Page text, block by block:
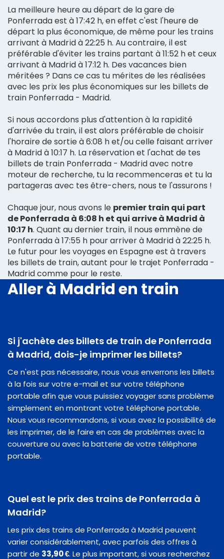
La meilleure heure au départ de la gare de
Ponferrada est à 17:42 h, en effet c'est l'heure de
départ la plus économique, de même pour les trains
arrivant à Madrid à 22:25 h. Au contraire, il est
préférable d'éviter les trains partant à 11:52 h et ceux
arrivant à Madrid à 17:12 h. Des vacances bien
méritées ? Dans ce cas tu mérites de les réalisées
avec les prix les plus économiques sur les billets de
train Ponferrada - Madrid.
Si nous accordons plus d'attention à la rapidité
d'arrivée du train, il est alors préférable de choisir
l'horaire de sortie à 6:08 h et/ou celle faisant arriver
à Madrid à 10:17 h. La réservation et l'achat de tes
billets de train Ponferrada - Madrid avec notre
moteur de recherche, tu la recommenceras et tu la
partageras avec tes être-chers, nous te l'assurons !
Chaque jour, nous avons le premier train qui part
de Ponferrada à 6:08 h et qui arrive à Madrid à
10:17 h. Quant au dernier train, il nous emmène de
Ponferrada à 17:55 h pour arriver à Madrid à 22:25 h.
Le futur pour les voyages en Espagne est à travers
les billets de train, autant pour le trajet Ponferrada -
Madrid comme pour le reste.
Aller à Madrid en train
Si j'achète des billets de train de Ponferrada
à Madrid, dois-je imprimer les billets?
Ce n'est pas nécessaire, nous vous enverrons les billets
à la fois sur votre e-mail et sur votre téléphone
portable afin que vous puissiez voyager sans problème
simplement en montrant votre téléphone portable.
Nous vous recommandons, si vous avez la possibilité de
les imprimer, de le faire en cas de problèmes avec la
couverture ou avec la batterie de votre téléphone
portable.
Quel est le prix des trains de Ponferrada à
Madrid?
Les prix des trains de Ponferrada à Madrid peuvent
varier considérablement, avec parfois des offres à
partir de 33,90 €. Le plus important, si vous recherchez